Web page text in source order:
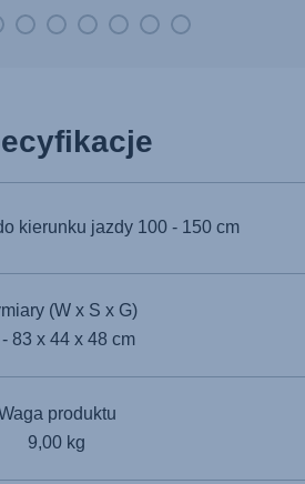
kierunku jazdy 100 - 150 cm
(W x S x G)
83 x 44 x 48 cm
produktu
9,00 kg